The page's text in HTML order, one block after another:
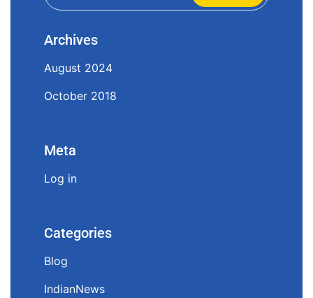
Archives
August 2024
October 2018
Meta
Log in
Categories
Blog
IndianNews